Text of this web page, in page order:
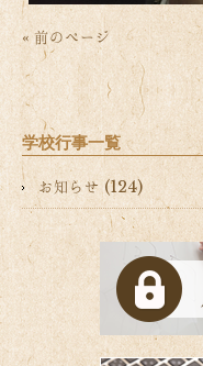
« 前のページ
学校行事一覧
お知らせ (124)